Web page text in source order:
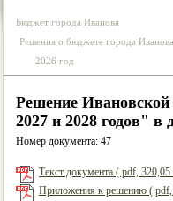
Бюджет города Иванова
Решения о бюджете города
2026 год
Решение
2027 и 2028 годов" в
Номер документа: 47
Текст документа (.pdf,
Приложения к решению